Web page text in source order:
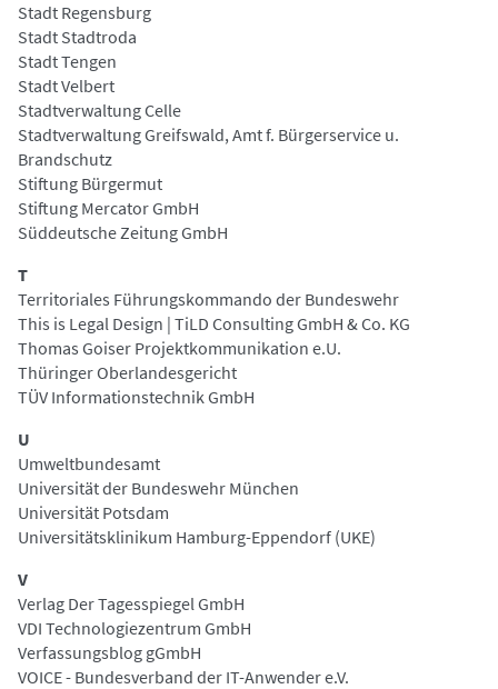
Stadt Regensburg
Stadt Stadtroda
Stadt Tengen
Stadt Velbert
Stadtverwaltung Celle
Stadtverwaltung Greifswald, Amt f. Bürgerservice u.
Brandschutz
Stiftung Bürgermut
Stiftung Mercator GmbH
Süddeutsche Zeitung GmbH
T
Territoriales Führungskommando der Bundeswehr
This is Legal Design | TiLD Consulting GmbH & Co. KG
Thomas Goiser Projektkommunikation e.U.
Thüringer Oberlandesgericht
TÜV Informationstechnik GmbH
U
Umweltbundesamt
Universität der Bundeswehr München
Universität Potsdam
Universitätsklinikum Hamburg-Eppendorf (UKE)
V
Verlag Der Tagesspiegel GmbH
VDI Technologiezentrum GmbH
Verfassungsblog gGmbH
VOICE - Bundesverband der IT-Anwender e.V.